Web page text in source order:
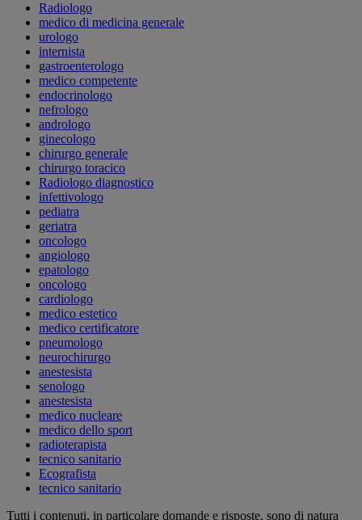
Radiologo
medico di medicina generale
urologo
internista
gastroenterologo
medico competente
endocrinologo
nefrologo
andrologo
ginecologo
chirurgo generale
chirurgo toracico
Radiologo diagnostico
infettivologo
pediatra
geriatra
oncologo
angiologo
epatologo
oncologo
cardiologo
medico estetico
medico certificatore
pneumologo
neurochirurgo
anestesista
senologo
anestesista
medico nucleare
medico dello sport
radioterapista
tecnico sanitario
Ecografista
tecnico sanitario
Tutti i contenuti, in particolare domande e risposte, sono di natura